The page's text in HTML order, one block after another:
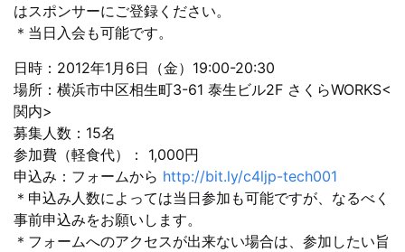
はスポンサーにご登録ください。
＊当日入会も可能です。
日時：2012年1月6日（金）19:00-20:30
場所：横浜市中区相生町3-61 泰生ビル2F さくらWORKS<
関内>
募集人数：15名
参加費（軽食代）： 1,000円
申込み：フォームから http://bit.ly/c4ljp-tech001
＊申込み人数によっては当日参加も可能ですが、なるべく
事前申込みをお願いします。
＊フォームへのアクセスが出来ない場合は、参加したい旨